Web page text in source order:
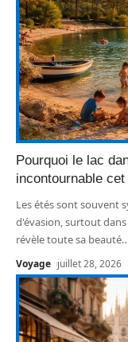
Pourquoi le lac
incontournable
Les étés sont souvent
d'évasion, surtout
révèle toute sa beauté
Voyage juillet 28, 2026